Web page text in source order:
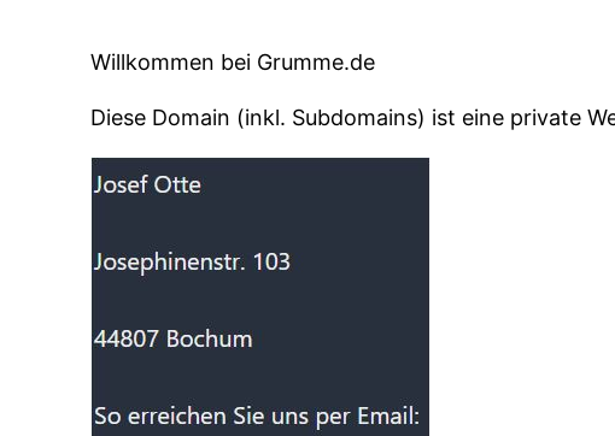
Willkommen bei Grumme.de
Diese Domain (inkl. Subdomains) ist eine private